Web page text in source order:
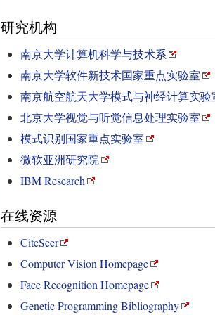
研究机构
南京大学计算机科学与技术系
南京大学软件新技术国家重点实验室
南京航空航天大学模式与神经计算实验
北京大学视觉与听觉信息处理实验室
模式识别国家重点实验室
微软亚洲研究院
IBM Research
在线资源
CiteSeer
Computer Vision Homepage
Face Recognition Homepage
Genetic Programming Bibliography